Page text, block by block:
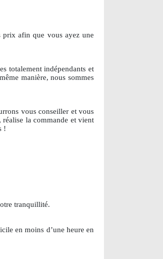
prix afin que vous ayez une
totalement indépendants et
manière, nous sommes
vous conseiller et vous
réalise la commande et vient
!
tranquillité.
en moins d’une heure en